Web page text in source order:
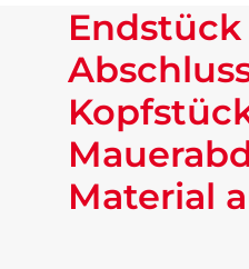
Endstück
Material